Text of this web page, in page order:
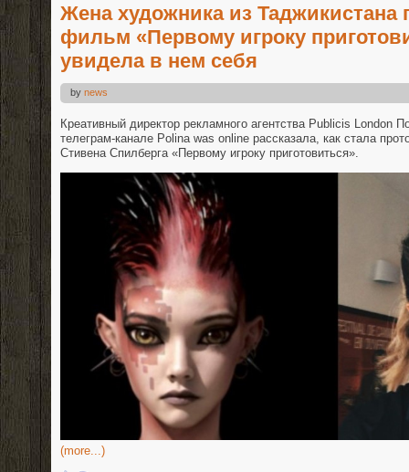
Жена художника из Таджикистана
фильм «Первому игроку
увидела в нем себя
by news
Креативный директор рекламного агентства Publicis London
телеграм-канале Polina was online рассказала, как стала
Стивена Спилберга «Первому игроку приготовиться».
(more...)